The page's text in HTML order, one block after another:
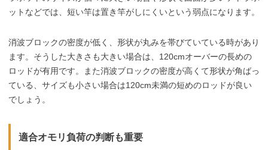
ットなどでは、短い竿は置き竿がしにくいという弱点になります。
消波ブロックの密度が低く、形状が丸みを帯びていている時があり
ます。そうした大きさも大きい場合は、120cmオーバーの長めの
ロッドが有用です。また消波ブロックの密度が高くて形状が角ばっ
ている、サイズも小さい場合は120cm未満の短めのロッドが良い
でしょう。
適合オモリ負荷の判断も重要